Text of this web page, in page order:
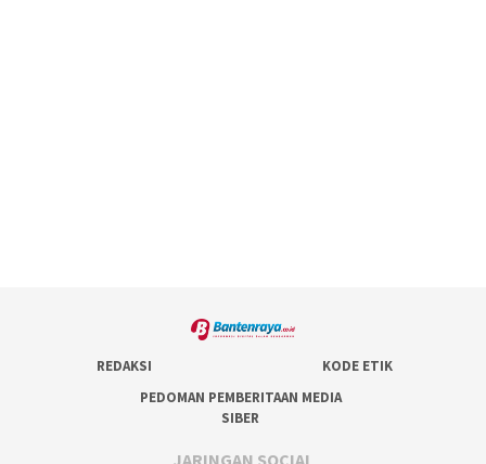
REDAKSI
KODE ETIK
PEDOMAN PEMBERITAAN MEDIA
SIBER